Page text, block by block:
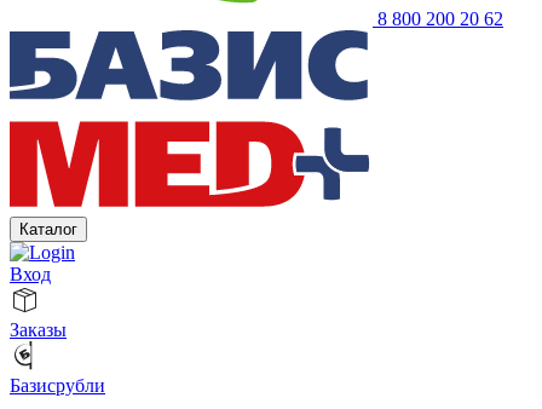
8 800 200 20 62
Каталог
Вход
Заказы
Базисрубли